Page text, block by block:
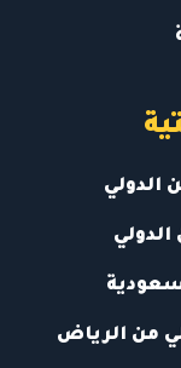
الدولي
من الرياض